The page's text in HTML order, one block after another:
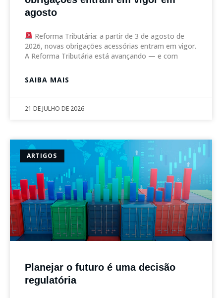
agosto
Reforma Tributária: a partir de 3 de agosto de
2026, novas obrigações acessórias entram em vigor.
A Reforma Tributária está avançando — e com
SAIBA MAIS
21 DE JULHO DE 2026
ARTIGOS
Planejar o futuro é uma decisão
regulatória